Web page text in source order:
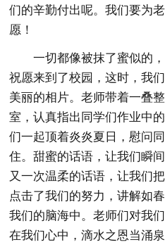
们的辛勤付出呢。我们要为
愿！
一切都像被抹了蜜似的
祝愿来到了校园，这时，我
美丽的相片。老师带着一叠
室，认真指出同学们作业中
们一起顶着炎炎夏日，慰问
住。甜蜜的话语，让我们瞬
又一次温柔的话语，让我们
点击了我们的努力，讲解如
我们的脑海中。老师们对我
在我们心中，滴水之恩当涌